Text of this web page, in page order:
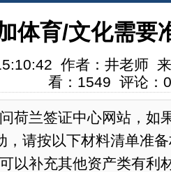
体育/文化需要
作者：井老师
看：1549 评论：0
荷兰签证中心网站，如
，请按以下材料清单准
以补充其他资产类有利